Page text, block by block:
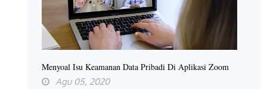
Menyoal Isu Keamanan Data Pribadi Di Aplikasi Zoom
Agu 05, 2020